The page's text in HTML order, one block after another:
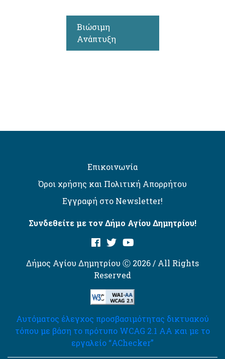
Βιώσιμη
Ανάπτυξη
Επικοινωνία
Όροι χρήσης και Πολιτική Απορρήτου
Εγγραφή στο Newsletter!
Συνδεθείτε με τον Δήμο Αγίου Δημητρίου!
Δήμος Αγίου Δημητρίου Ⓒ 2026 / All Rights
Reserved
Αυτόματος έλεγχος προσβασιμότητας δικτυακού
τόπου με βάση το πρότυπο WCAG 2.1 AA και με το
εργαλείο “AChecker”